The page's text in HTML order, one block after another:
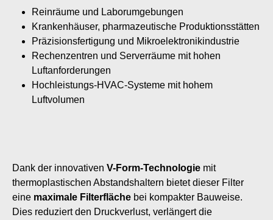
Reinräume und Laborumgebungen
Krankenhäuser, pharmazeutische Produktionsstätten
Präzisionsfertigung und Mikroelektronikindustrie
Rechenzentren und Serverräume mit hohen
Luftanforderungen
Hochleistungs-HVAC-Systeme mit hohem
Luftvolumen
Dank der innovativen V-Form-Technologie mit
thermoplastischen Abstandshaltern bietet dieser Filter
eine maximale Filterfläche bei kompakter Bauweise.
Dies reduziert den Druckverlust, verlängert die